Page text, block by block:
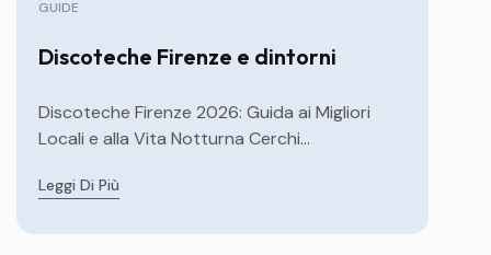
GUIDE
Discoteche Firenze e dintorni
Discoteche Firenze 2026: Guida ai Migliori
Locali e alla Vita Notturna Cerchi...
Leggi Di Più